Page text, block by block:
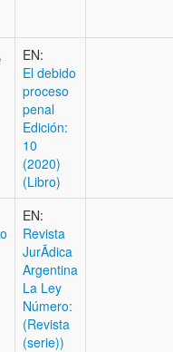
EN:
El debido
proceso
penal
Edición:
10
(2020)
(Libro)
EN:
Revista
JurÃ­dica
Argentina
La Ley
Número:
(Revista
(serie))